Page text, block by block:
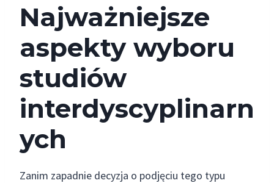
Najważniejsze
aspekty wyboru
studiów
interdyscyplinarn
ych
Zanim zapadnie decyzja o podjęciu tego typu